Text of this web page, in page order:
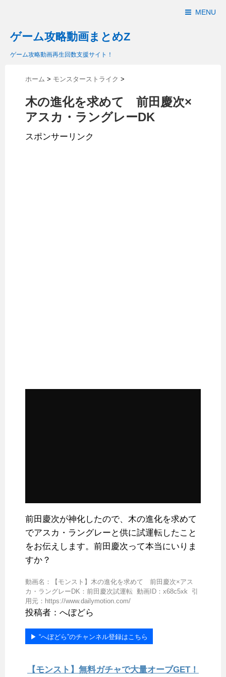
MENU
ゲーム攻略動画まとめZ
ゲーム攻略動画再生回数支援サイト！
ホーム > モンスターストライク >
木の進化を求めて 前田慶次×
アスカ・ラングレーDK
スポンサーリンク
前田慶次が神化したので、木の進化を求めて
でアスカ・ラングレーと供に試運転したこと
をお伝えします。前田慶次って本当にいりま
すか？
動画名：【モンスト】木の進化を求めて 前田慶次×アス
カ・ラングレーDK：前田慶次試運転 動画ID：x68c5xk 引
用元：https://www.dailymotion.com/
投稿者：へぼどら
▶︎ “へぼどら”のチャンネル登録はこちら
【モンスト】無料ガチャで大量オーブGET！